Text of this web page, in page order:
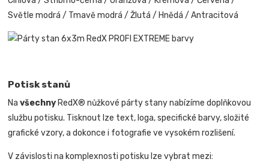
Světle modrá / Tmavě modrá / Žlutá / Hnědá / Antracitová
Potisk stanů
Navšechny RedX® nůžkové párty stany nabízíme doplňkovou
službu potisku. Tisknout lze text, loga, specifické barvy, složité
grafické vzory, a dokonce i fotografie ve vysokém rozlišení.
V závislosti na komplexnosti potisku lze vybrat mezi: